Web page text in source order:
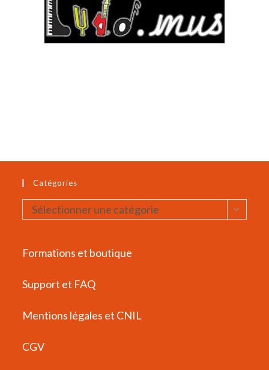
Catégories
Catégories
Sélectionner une catégorie
Formations et boutique
Support et FAQ
Mentions légales et CNIL
CGV